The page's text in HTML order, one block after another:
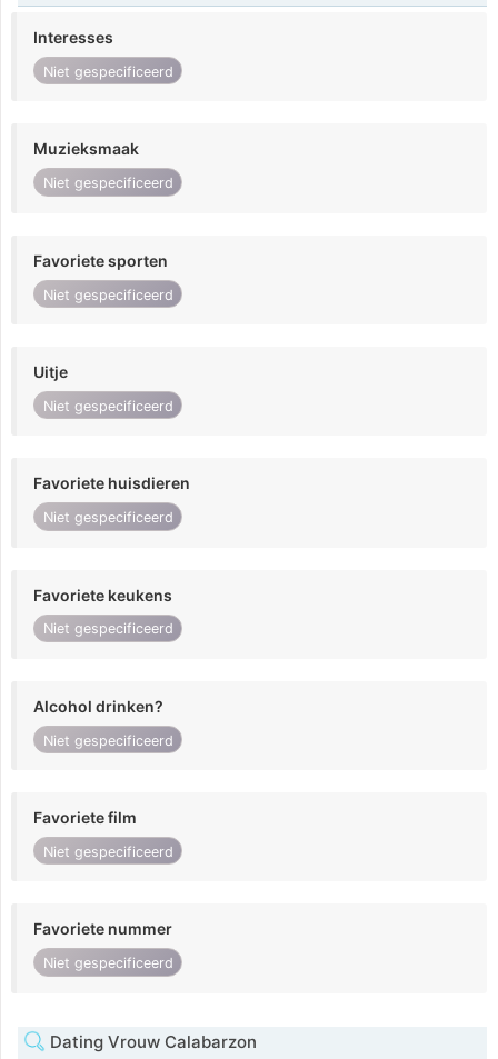
Interesses
Niet gespecificeerd
Muzieksmaak
Niet gespecificeerd
Favoriete sporten
Niet gespecificeerd
Uitje
Niet gespecificeerd
Favoriete huisdieren
Niet gespecificeerd
Favoriete keukens
Niet gespecificeerd
Alcohol drinken?
Niet gespecificeerd
Favoriete film
Niet gespecificeerd
Favoriete nummer
Niet gespecificeerd
Dating Vrouw Calabarzon